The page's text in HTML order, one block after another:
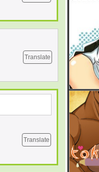
Translate
Translate